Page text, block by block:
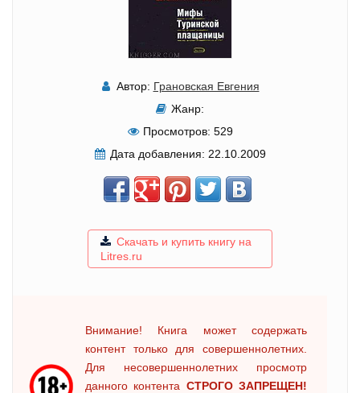
Автор: Грановская Евгения
Жанр:
Просмотров: 529
Дата добавления: 22.10.2009
Скачать и купить книгу на
Litres.ru
Внимание! Книга может содержать
контент только для совершеннолетних.
Для несовершеннолетних просмотр
данного контента СТРОГО ЗАПРЕЩЕН!